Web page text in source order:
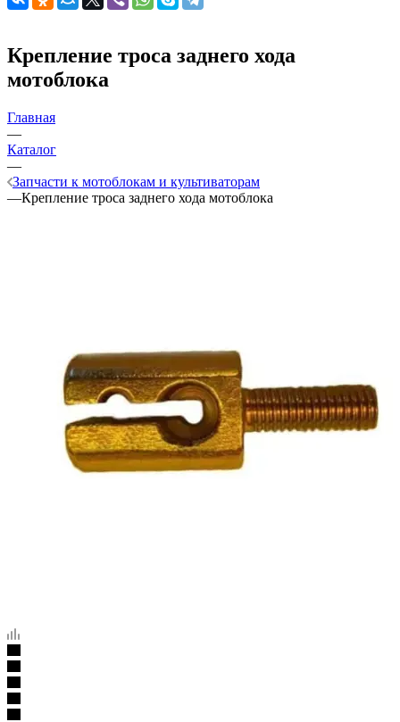
Крепление троса заднего хода
мотоблока
Главная
—
Каталог
—
Запчасти к мотоблокам и культиваторам
—Крепление троса заднего хода мотоблока